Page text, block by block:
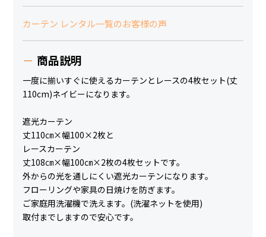
カーテン レンタル一覧のお客様の声
商品説明
一度に揃いすぐに使えるカーテンとレースの4枚セット(丈
110cm)ネイビーになります。
遮光カーテン
丈110㎝×幅100×2枚と
レースカーテン
丈108㎝×幅100㎝×2枚の4枚セットです。
外からの光を通しにくい遮光カーテンになります。
フローリングや家具の日焼けを防ぎます。
ご家庭用洗濯機で洗えます。(洗濯ネットを使用)
取付までしますので安心です。